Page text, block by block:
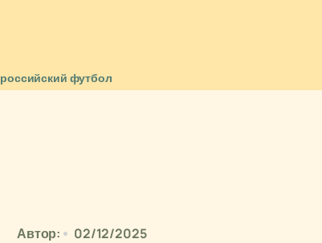
российский футбол
Автор: 02/12/2025